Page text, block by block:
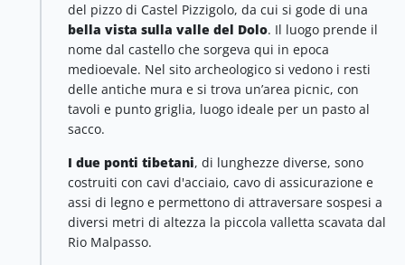
del pizzo di Castel Pizzigolo, da cui si gode di una
bella vista sulla valle del Dolo. Il luogo prende il
nome dal castello che sorgeva qui in epoca
medioevale. Nel sito archeologico si vedono i resti
delle antiche mura e si trova un’area picnic, con
tavoli e punto griglia, luogo ideale per un pasto al
sacco.
I due ponti tibetani, di lunghezze diverse, sono
costruiti con cavi d'acciaio, cavo di assicurazione e
assi di legno e permettono di attraversare sospesi a
diversi metri di altezza la piccola valletta scavata dal
Rio Malpasso.